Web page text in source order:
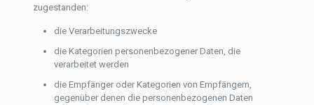
zugestanden:
die Verarbeitungszwecke
die Kategorien personenbezogener Daten, die
verarbeitet werden
die Empfänger oder Kategorien von Empfängern,
gegenüber denen die personenbezogenen Daten